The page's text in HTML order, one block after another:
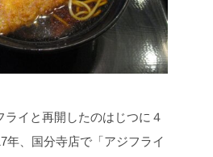
イと再開したのはじつに４
年、国分寺店で「アジフライ